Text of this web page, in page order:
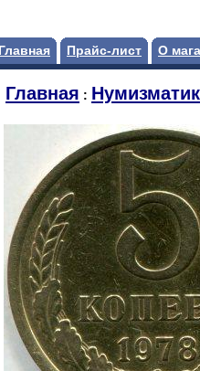
Главная Прайс-лист О
Главная :